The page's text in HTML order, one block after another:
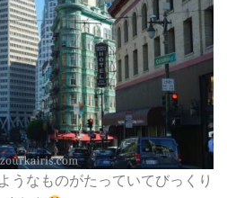
うなものがたっていてびっくり